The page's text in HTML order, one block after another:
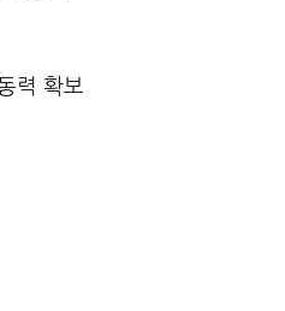
력 확보